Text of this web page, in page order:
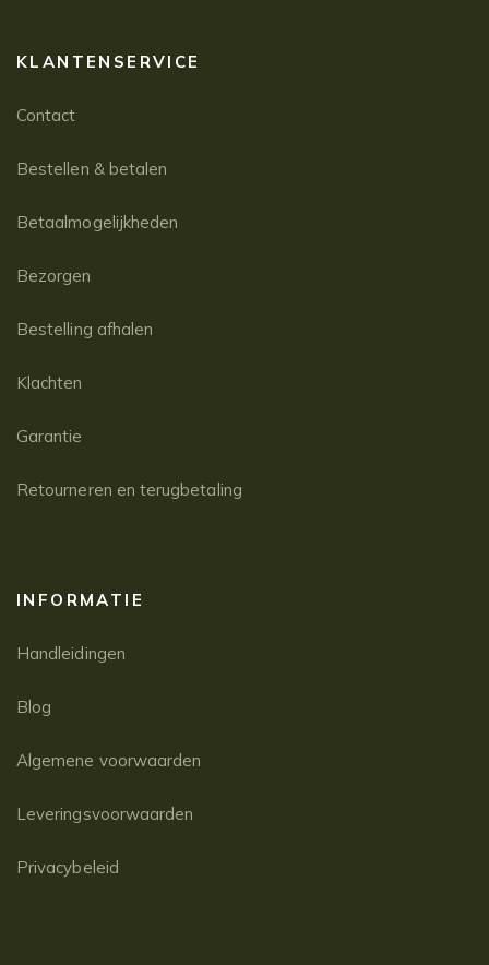
KLANTENSERVICE
Contact
Bestellen & betalen
Betaalmogelijkheden
Bezorgen
Bestelling afhalen
Klachten
Garantie
Retourneren en terugbetaling
INFORMATIE
Handleidingen
Blog
Algemene voorwaarden
Leveringsvoorwaarden
Privacybeleid